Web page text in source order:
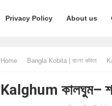
Privacy Policy About us
Home Bangla Kobita | বাংলা কবিতা
Kalghum কালঘুম–